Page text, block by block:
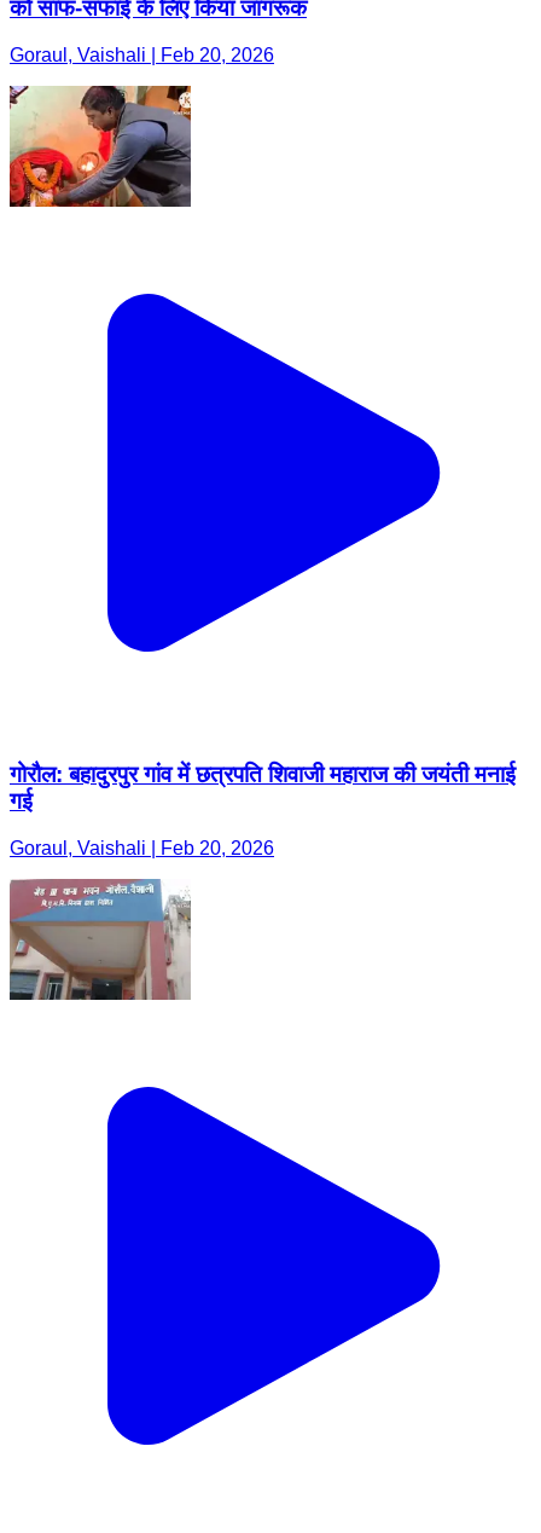
को साफ-सफाई के लिए किया जागरूक
Goraul, Vaishali | Feb 20, 2026
गोरौल: बहादुरपुर गांव में छत्रपति शिवाजी महाराज की जयंती मनाई
गई
Goraul, Vaishali | Feb 20, 2026